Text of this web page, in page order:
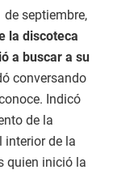
septiembre,
la discoteca
a buscar a su
conversando
Indicó
de la
interior de la
quien inició la